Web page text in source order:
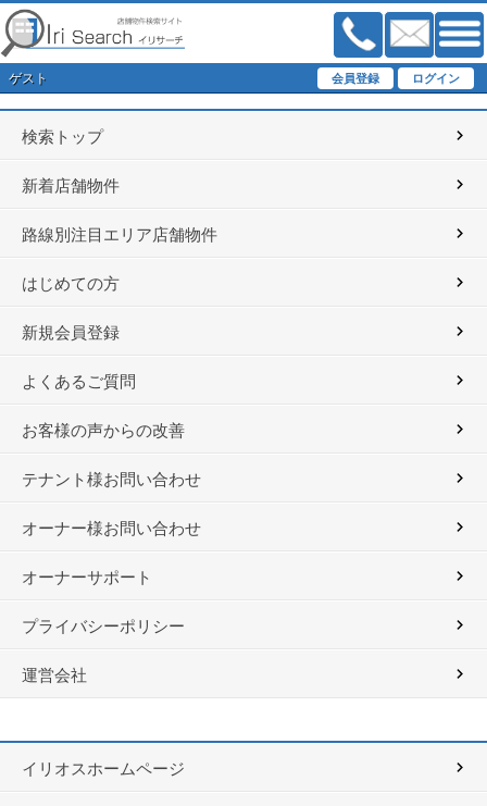
ゲスト
検索トップ
新着店舗物件
路線別注目エリア店舗物件
はじめての方
新規会員登録
よくあるご質問
お客様の声からの改善
テナント様お問い合わせ
オーナー様お問い合わせ
オーナーサポート
プライバシーポリシー
運営会社
イリオスホームページ